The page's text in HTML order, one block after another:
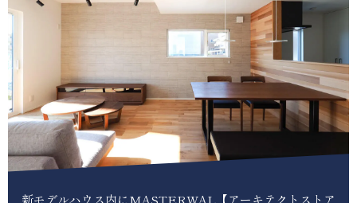
新モデルハウス内にMASTERWAL【アーキテクトストア